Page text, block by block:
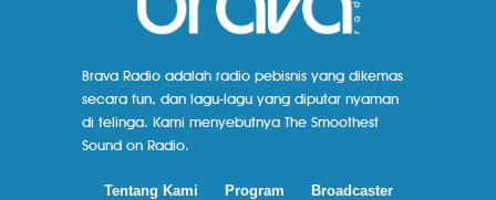
Brava Radio adalah radio pebisnis yang dikemas
secara fun, dan lagu-lagu yang diputar nyaman
di telinga. Kami menyebutnya The Smoothest
Sound on Radio.
Tentang Kami Program Broadcaster